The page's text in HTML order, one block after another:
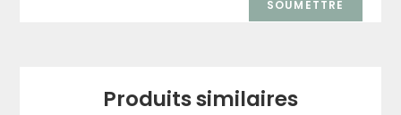
Produits similaires